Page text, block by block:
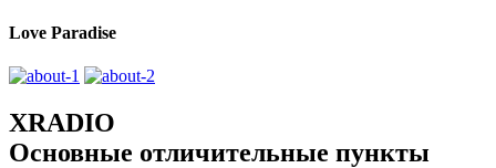
Love Paradise
XRADIO
Основные отличительные пункты